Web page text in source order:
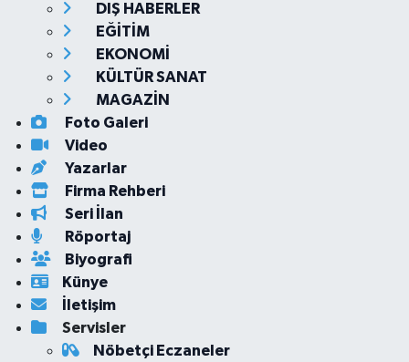
DIŞ HABERLER
EĞİTİM
EKONOMİ
KÜLTÜR SANAT
MAGAZİN
Foto Galeri
Video
Yazarlar
Firma Rehberi
Seri İlan
Röportaj
Biyografi
Künye
İletişim
Servisler
Nöbetçi Eczaneler